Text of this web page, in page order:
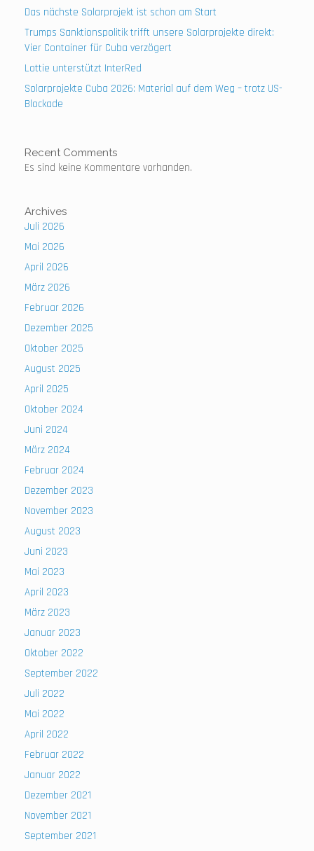
Das nächste Solarprojekt ist schon am Start
Trumps Sanktionspolitik trifft unsere Solarprojekte direkt:
Vier Container für Cuba verzögert
Lottie unterstützt InterRed
Solarprojekte Cuba 2026: Material auf dem Weg – trotz US-
Blockade
Recent Comments
Es sind keine Kommentare vorhanden.
Archives
Juli 2026
Mai 2026
April 2026
März 2026
Februar 2026
Dezember 2025
Oktober 2025
August 2025
April 2025
Oktober 2024
Juni 2024
März 2024
Februar 2024
Dezember 2023
November 2023
August 2023
Juni 2023
Mai 2023
April 2023
März 2023
Januar 2023
Oktober 2022
September 2022
Juli 2022
Mai 2022
April 2022
Februar 2022
Januar 2022
Dezember 2021
November 2021
September 2021